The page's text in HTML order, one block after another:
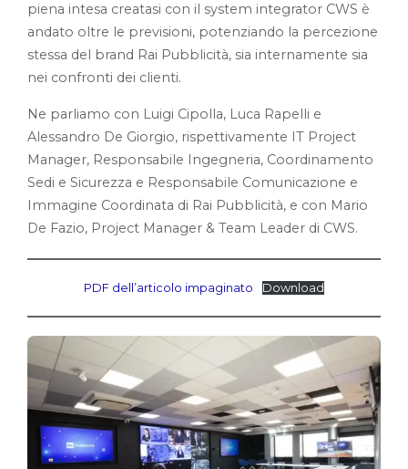
piena intesa creatasi con il system integrator CWS è
andato oltre le previsioni, potenziando la percezione
stessa del brand Rai Pubblicità, sia internamente sia
nei confronti dei clienti.
Ne parliamo con Luigi Cipolla, Luca Rapelli e
Alessandro De Giorgio, rispettivamente IT Project
Manager, Responsabile Ingegneria, Coordinamento
Sedi e Sicurezza e Responsabile Comunicazione e
Immagine Coordinata di Rai Pubblicità, e con Mario
De Fazio, Project Manager & Team Leader di CWS.
PDF dell’articolo impaginato Download